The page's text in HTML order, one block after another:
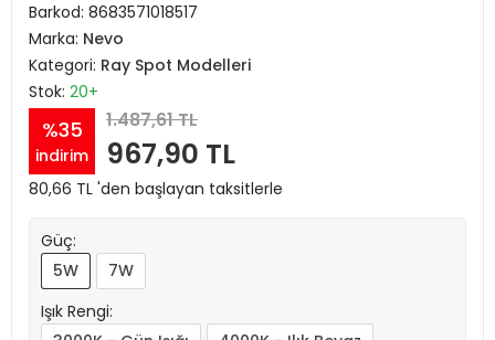
Barkod: 8683571018517
Marka: Nevo
Kategori: Ray Spot Modelleri
Stok: 20+
%35
indirim
1.487,61 TL
967,90 TL
80,66 TL 'den başlayan taksitlerle
Güç:
5W
7W
Işık Rengi: